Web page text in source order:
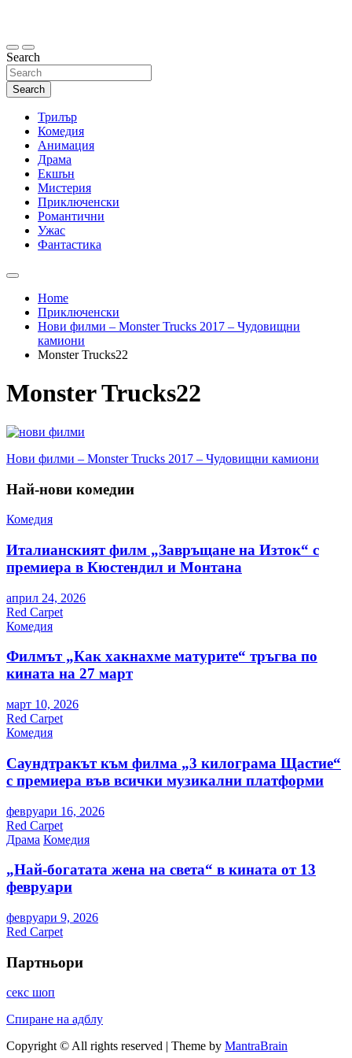
Search
Search
Трилър
Комедия
Анимация
Драма
Екшън
Мистерия
Приключенски
Романтични
Ужас
Фантастика
Home
Приключенски
Нови филми – Monster Trucks 2017 – Чудовищни
камиони
Monster Trucks22
Monster Trucks22
Навигация
Нови филми – Monster Trucks 2017 – Чудовищни камиони
Най-нови комедии
Комедия
Италианският филм „Завръщане на Изток“ с
премиера в Кюстендил и Монтана
април 24, 2026
Red Carpet
Комедия
Филмът „Как хакнахме матурите“ тръгва по
кината на 27 март
март 10, 2026
Red Carpet
Комедия
Саундтракът към филма „3 килограма Щастие“
с премиера във всички музикални платформи
февруари 16, 2026
Red Carpet
Драма Комедия
„Най-богатата жена на света“ в кината от 13
февруари
февруари 9, 2026
Red Carpet
Партньори
секс шоп
Спиране на адблу
Copyright © All rights reserved | Theme by MantraBrain